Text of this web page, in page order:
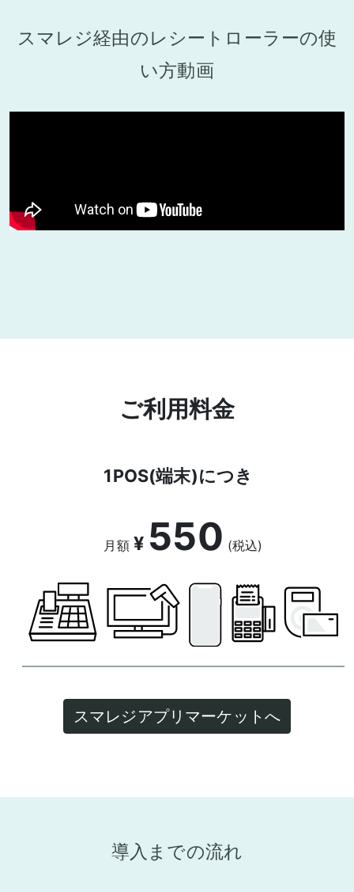
スマレジ経由のレシートローラーの使
い方動画
ご利用料金
1POS(端末)につき
月額 ¥ 550 (税込)
スマレジアプリマーケットへ
導入までの流れ